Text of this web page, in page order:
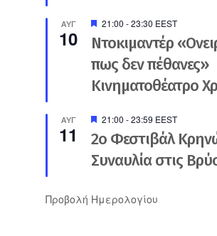
ΑΥΓ
10
Προτεινόμενο
21:00 -23:30 EEST
Ντοκιμαντέρ
πως δεν πέθανες»
Κινηματοθέατρο
ΑΥΓ
11
Προτεινόμενο
21:00 -23:59 EEST
2ο Φεστιβάλ
Συναυλία στις
Προβολή Ημερολογίου